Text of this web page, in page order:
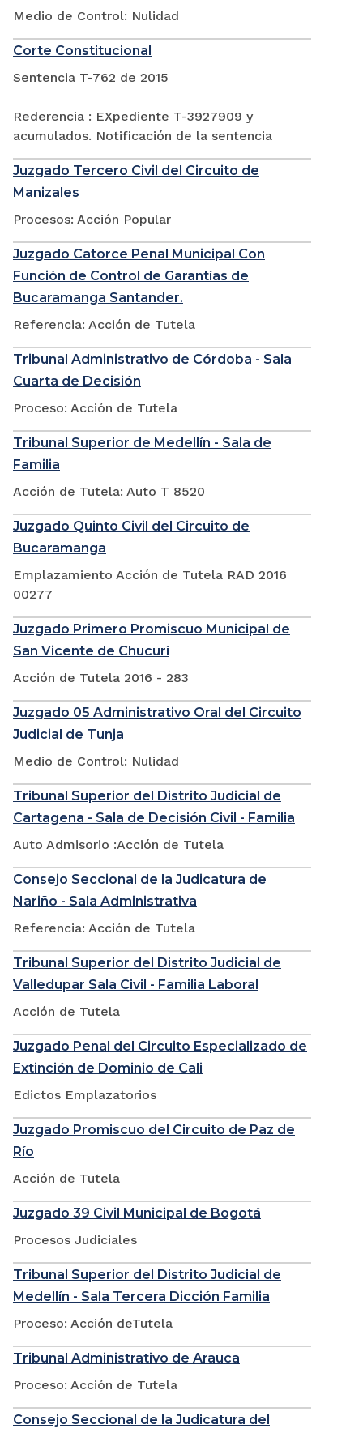
Medio de Control: Nulidad
Corte Constitucional
Sentencia T-762 de 2015
Rederencia : EXpediente T-3927909 y
acumulados. Notificación de la sentencia
Juzgado Tercero Civil del Circuito de
Manizales
Procesos: Acción Popular
Juzgado Catorce Penal Municipal Con
Función de Control de Garantías de
Bucaramanga Santander.
Referencia: Acción de Tutela
Tribunal Administrativo de Córdoba - Sala
Cuarta de Decisión
Proceso: Acción de Tutela
Tribunal Superior de Medellín - Sala de
Familia
Acción de Tutela: Auto T 8520
Juzgado Quinto Civil del Circuito de
Bucaramanga
Emplazamiento Acción de Tutela RAD 2016
00277
Juzgado Primero Promiscuo Municipal de
San Vicente de Chucurí
Acción de Tutela 2016 - 283
Juzgado 05 Administrativo Oral del Circuito
Judicial de Tunja
Medio de Control: Nulidad
Tribunal Superior del Distrito Judicial de
Cartagena - Sala de Decisión Civil - Familia
Auto Admisorio :Acción de Tutela
Consejo Seccional de la Judicatura de
Nariño - Sala Administrativa
Referencia: Acción de Tutela
Tribunal Superior del Distrito Judicial de
Valledupar Sala Civil - Familia Laboral
Acción de Tutela
Juzgado Penal del Circuito Especializado de
Extinción de Dominio de Cali
Edictos Emplazatorios
Juzgado Promiscuo del Circuito de Paz de
Río
Acción de Tutela
Juzgado 39 Civil Municipal de Bogotá
Procesos Judiciales
Tribunal Superior del Distrito Judicial de
Medellín - Sala Tercera Dicción Familia
Proceso: Acción deTutela
Tribunal Administrativo de Arauca
Proceso: Acción de Tutela
Consejo Seccional de la Judicatura del